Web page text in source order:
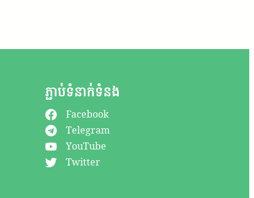
ភ្ជាប់ទំនាក់ទំនង
Facebook
Telegram
YouTube
Twitter